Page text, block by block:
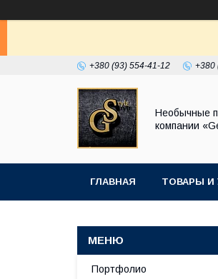
+380 (93) 554-41-12 +380
Необычные
компании
ГЛАВНАЯ ТОВАРЫ И
Портфолио